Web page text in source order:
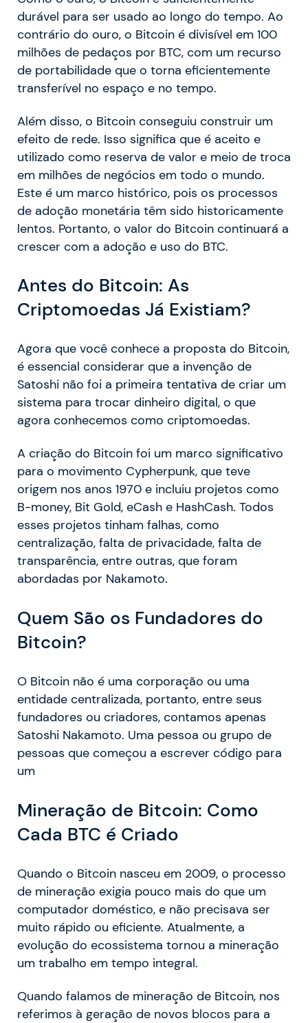
durável para ser usado ao longo do tempo. Ao
contrário do ouro, o Bitcoin é divisível em 100
milhões de pedaços por BTC, com um recurso
de portabilidade que o torna eficientemente
transferível no espaço e no tempo.
Além disso, o Bitcoin conseguiu construir um
efeito de rede. Isso significa que é aceito e
utilizado como reserva de valor e meio de troca
em milhões de negócios em todo o mundo.
Este é um marco histórico, pois os processos
de adoção monetária têm sido historicamente
lentos. Portanto, o valor do Bitcoin continuará a
crescer com a adoção e uso do BTC.
Antes do Bitcoin: As
Criptomoedas Já Existiam?
Agora que você conhece a proposta do Bitcoin,
é essencial considerar que a invenção de
Satoshi não foi a primeira tentativa de criar um
sistema para trocar dinheiro digital, o que
agora conhecemos como criptomoedas.
A criação do Bitcoin foi um marco significativo
para o movimento Cypherpunk, que teve
origem nos anos 1970 e incluiu projetos como
B-money, Bit Gold, eCash e HashCash. Todos
esses projetos tinham falhas, como
centralização, falta de privacidade, falta de
transparência, entre outras, que foram
abordadas por Nakamoto.
Quem São os Fundadores do
Bitcoin?
O Bitcoin não é uma corporação ou uma
entidade centralizada, portanto, entre seus
fundadores ou criadores, contamos apenas
Satoshi Nakamoto. Uma pessoa ou grupo de
pessoas que começou a escrever código para
um
Mineração de Bitcoin: Como
Cada BTC é Criado
Quando o Bitcoin nasceu em 2009, o processo
de mineração exigia pouco mais do que um
computador doméstico, e não precisava ser
muito rápido ou eficiente. Atualmente, a
evolução do ecossistema tornou a mineração
um trabalho em tempo integral.
Quando falamos de mineração de Bitcoin, nos
referimos à geração de novos blocos para a